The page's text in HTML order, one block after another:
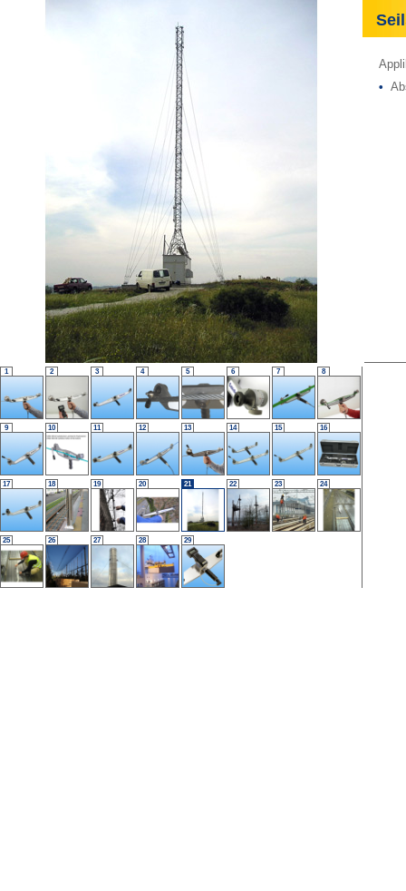
•
1 2 3 4 5 6 7 8
9 10 11 12 13 14 15 16
17 18 19 20 21 22 23 24
25 26 27 28 29